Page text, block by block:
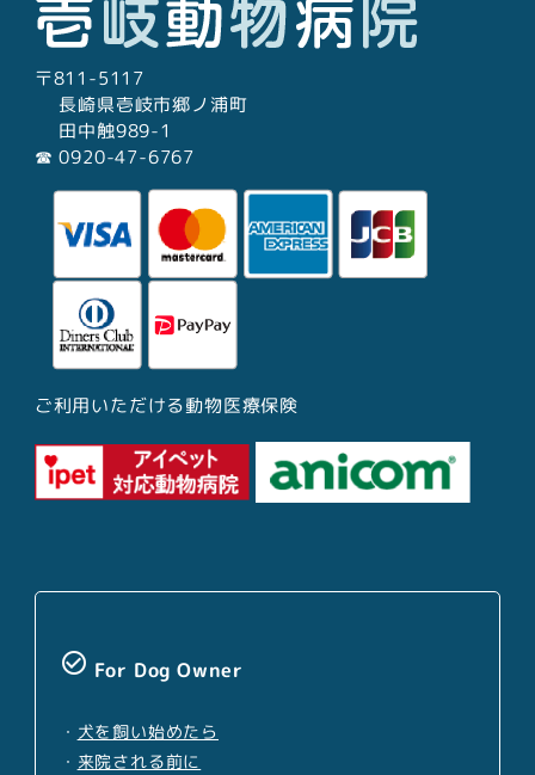
〒811-5117
長崎県壱岐市郷ノ浦町
田中触989-1
☎︎ 0920-47-6767
ご利用いただける動物医療保険
check_circle_outline For Dog Owner
・ 犬を飼い始めたら
・ 来院される前に